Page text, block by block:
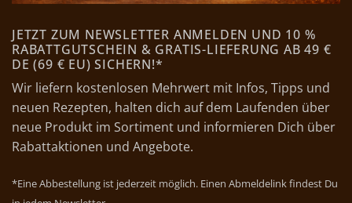
JETZT ZUM NEWSLETTER ANMELDEN UND 10 %
RABATTGUTSCHEIN & GRATIS-LIEFERUNG AB 49 €
DE (69 € EU) SICHERN!*
Wir liefern kostenlosen Mehrwert mit Infos, Tipps und
neuen Rezepten, halten dich auf dem Laufenden über
neue Produkt im Sortiment und informieren Dich über
Rabattaktionen und Angebote.
*Eine Abbestellung ist jederzeit möglich. Einen Abmeldelink findest Du